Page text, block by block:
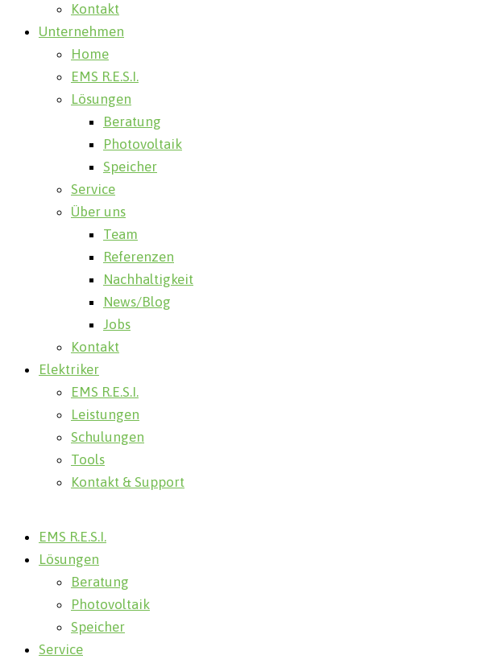
Kontakt
Unternehmen
Home
EMS R.E.S.I.
Lösungen
Beratung
Photovoltaik
Speicher
Service
Über uns
Team
Referenzen
Nachhaltigkeit
News/Blog
Jobs
Kontakt
Elektriker
EMS R.E.S.I.
Leistungen
Schulungen
Tools
Kontakt & Support
EMS R.E.S.I.
Lösungen
Beratung
Photovoltaik
Speicher
Service